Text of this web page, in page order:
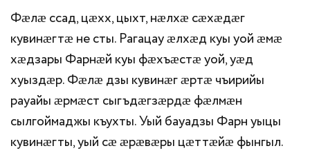
Фӕлӕ ссад, цӕхх, цыхт, нӕлхӕ сӕхӕдӕг
кувинӕгтӕ не сты. Рагацау ӕлхӕд куы уой ӕмӕ
хӕдзары Фарнӕй куы фӕхъӕстӕ уой, уӕд
хуыздӕр. Фӕлӕ дзы кувинӕг ӕртӕ чъирийы
рауайы ӕрмӕст сыгъдӕгзӕрдӕ фӕлмӕн
сылгоймаджы къухты. Уый бауадзы Фарн уыцы
кувинӕгты, уый сӕ ӕрӕвӕры цӕттӕйӕ фынгыл.